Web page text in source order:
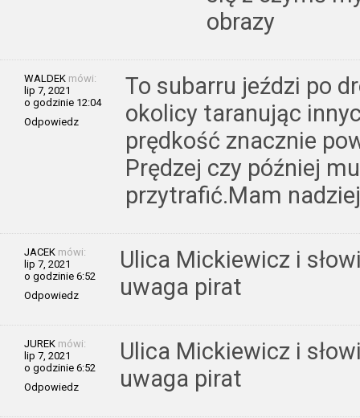
obrazy
WALDEK mówi:
lip 7, 2021
o godzinie 12:04
Odpowiedz
To subarru jeździ po
okolicy taranując
prędkość znacznie
Prędzej czy później
przytrafić.Mam
JACEK mówi:
lip 7, 2021
o godzinie 6:52
Odpowiedz
Ulica Mickiewicz i
uwaga pirat
JUREK mówi:
lip 7, 2021
o godzinie 6:52
Odpowiedz
Ulica Mickiewicz i
uwaga pirat